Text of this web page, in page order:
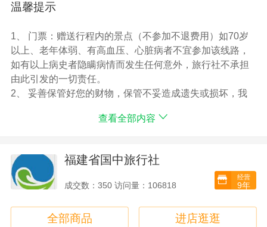
价：80元/人（成人儿童都要补，谢谢！）；
座；
含南平市（原武夷山东站）返回福州高铁二等座;
7、保险：旅行社责任险；
8、儿童：小童（1.2米以下）：含正餐半餐+当地旅游车
位+导游+竹排全票；
游+门票、观光车半票+竹排全票+往返火车半票；
旅游行程规划、安排等以客服安排协商为准。（下单后客
保您的旅程顺利进行谢谢。）
行程最终定价以客服协商为准，以上报价为参考报价
温馨提示
1、 门票：赠送行程内的景点（不参加不退费用）如70岁
以上、老年体弱、有高血压、心脏病者不宜参加该线路，
如有以上病史者隐瞒病情而发生任何意外，旅行社不承担
由此引发的一切责任。
2、 妥善保管好您的财物，保管不妥造成遗失或损坏，我
3、 此团为散拼特价团队，如因天气等自然灾害或不可抗
报名时签署的旅游合同为准！
5、 以上行程可能根据实际情况前后调整，但不减少景
点，该团为散客拼团，若出现等待现象，敬请谅解。
6、 此团为散拼特价团，确定报名后，不能减少人数或不
能取消或不能改期。
查看全部内容
福建省国中旅行社
成交数：350 访问量：106818
经营
9年
全部商品 进店逛逛